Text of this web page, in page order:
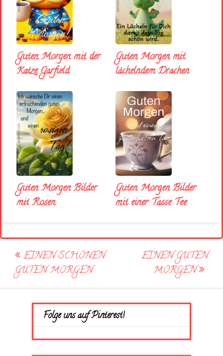
Guten Morgen mit der
Katze Garfield
Guten Morgen mit
lächelndem Drachen
Guten Morgen Bilder
mit Rosen
Guten Morgen Bilder
mit einer Tasse Tee
Post
navigation
EINEN SCHÖNEN
GUTEN MORGEN
EINEN GUTEN
MORGEN
Folge uns auf Pinterest!